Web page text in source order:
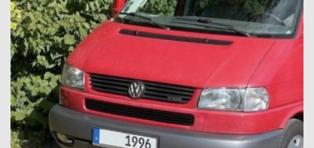
MIKE SANDERS
T2 ROSTKUR NOCH GUT
ERHALTEN
BUSCHECKER
PROBEFAHRT T2
VW BUS T3
T3 ANZEIGE UND